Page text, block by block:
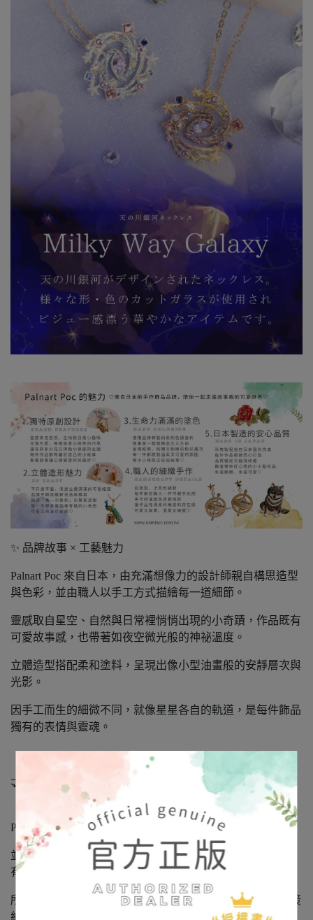
✨ 品牌故事 × 工藝魅力
Palnart Poc 來自日本，由充滿想像力的設計師親自構思造型
與色彩，並由職人以手工方式描繪每一道細節。
靈感取自星空、自然與日常裡悄悄出現的小奇蹟，作品既有
可愛故事感，也帶著如夜空微光般的神祕溫度。
立體造型搭配柔和塗料，呈現出像小型油畫般的安靜層次與
光影。
因手工而生的細微不同，就像星星各自的軌道，是每件飾品
獨有的表情與靈魂。
🤝 正式授權 × 日本進口正品
「娜媄日韓精品」是日本 Broush Superior’s 公司正式授權的
Palnart Poc 日本海外經銷商，
並經銷代理其旗下系列品牌：SUU / 4F / HM。（本賣場皆
有販售，歡迎詢問）
所有飾品皆為日本製造‧日本進口正品，持有正式授權與簽
約文件，請安心選購。